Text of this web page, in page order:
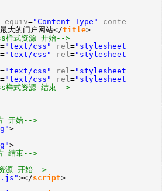
equiv="Content-Type" content
大的门户网站</title>
式资源 开始-->
="text/css" rel="stylesheet"
="text/css" rel="stylesheet"
="text/css" rel="stylesheet"
="text/css" rel="stylesheet"
式资源 结束-->
开始-->
>
>
结束-->
源 开始-->
></script>